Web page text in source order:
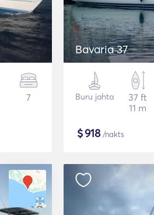
7
Bavaria 37
Buru jahta
37 ft
11 m
$918/nakts